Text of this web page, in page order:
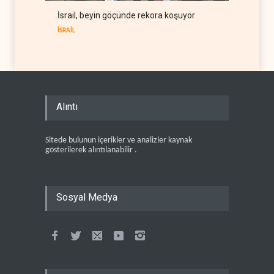
İsrail, beyin göçünde rekora koşuyor
İSRAİL
Alıntı
Sitede bulunun içerikler ve analizler kaynak
gösterilerek alıntılanabilir .
Sosyal Medya